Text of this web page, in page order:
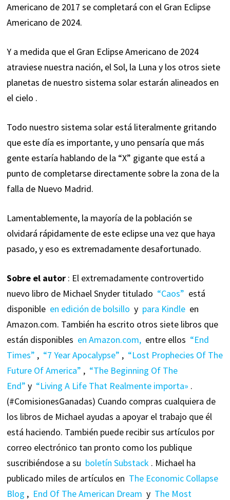
Americano de 2017 se completará con el Gran Eclipse
Americano de 2024.
Y a medida que el Gran Eclipse Americano de 2024
atraviese nuestra nación, el Sol, la Luna y los otros siete
planetas de nuestro sistema solar estarán alineados en
el cielo .
Todo nuestro sistema solar está literalmente gritando
que este día es importante, y uno pensaría que más
gente estaría hablando de la “X” gigante que está a
punto de completarse directamente sobre la zona de la
falla de Nuevo Madrid.
Lamentablemente, la mayoría de la población se
olvidará rápidamente de este eclipse una vez que haya
pasado, y eso es extremadamente desafortunado.
Sobre el autor: El extremadamente controvertido
nuevo libro de Michael Snyder titulado “Caos” está
disponible en edición de bolsillo y para Kindleen
Amazon.com. También ha escrito otros siete libros que
están disponibles en Amazon.com,entre ellos “End
Times” , “7 Year Apocalypse” , “Lost Prophecies Of The
Future Of America” , “The Beginning Of The
End” y “Living A Life That Realmente importa» .
(#ComisionesGanadas) Cuando compras cualquiera de
los libros de Michael ayudas a apoyar el trabajo que él
está haciendo. También puede recibir sus artículos por
correo electrónico tan pronto como los publique
suscribiéndose a su boletín Substack . Michael ha
publicado miles de artículos en The Economic Collapse
Blog , End Of The American Dream y The Most